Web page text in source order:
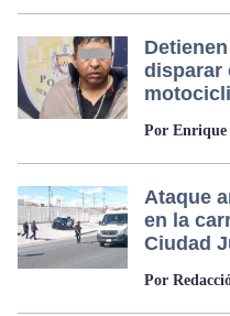
disparar
Por Enrique
Ataque
en la
Ciudad
Por